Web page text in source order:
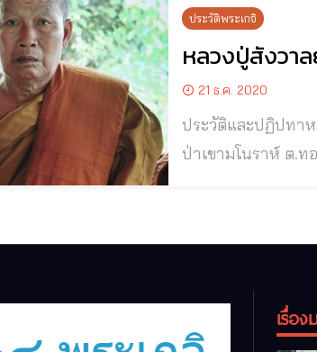
ประวัติพระเกจิ
หลวงปู่สังวา
21 ธ.ค. 2020
ประวัติและปฏิปทาหลวงปู่สังวาลย์ ธมฺมสาโร วัดป่า
ป่าเขามโนราห์ ต.ทองหลาง อ.ห้วยคต จ.อุทัย
เรื่อง